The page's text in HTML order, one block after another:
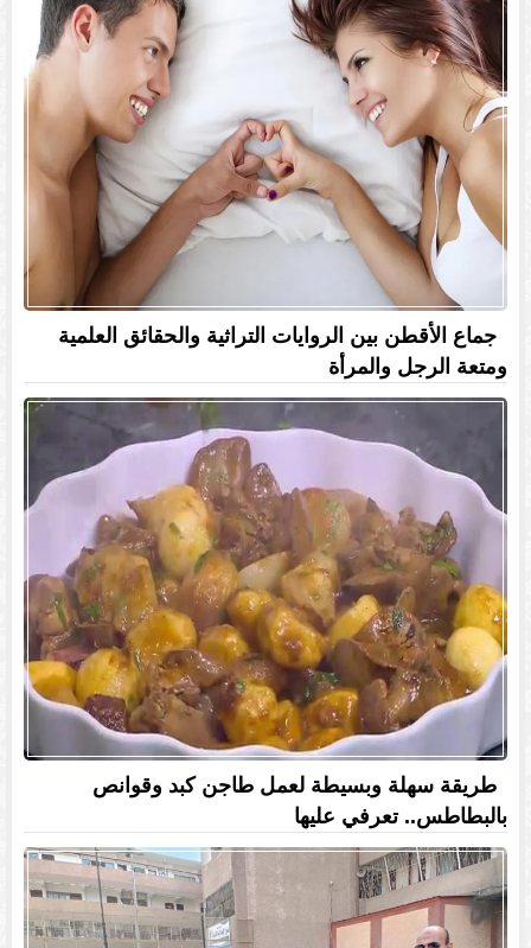
جماع الأقطن بين الروايات التراثية والحقائق العلمية
ومتعة الرجل والمرأة
طريقة سهلة وبسيطة لعمل طاجن كبد وقوانص
بالبطاطس.. تعرفي عليها